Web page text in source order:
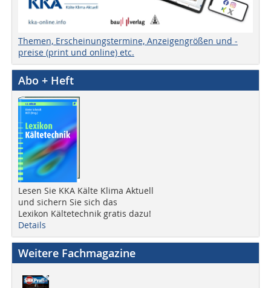
Themen, Erscheinungstermine, Anzeigengrößen und -
preise (print und online) etc.
Abo + Heft
Lesen Sie KKA Kälte Klima Aktuell
und sichern Sie sich das
Lexikon Kältetechnik gratis dazu!
Details
Weitere Fachmagazine